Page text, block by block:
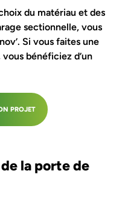
du matériau et des
sectionnelle, vous
Si vous faites une
bénéficiez d’un
PROJET
la porte de